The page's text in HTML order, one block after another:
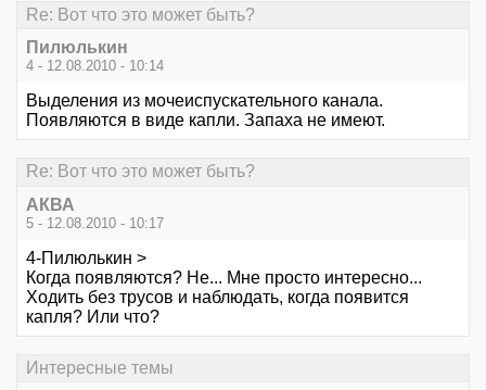
Re: Вот что это может быть?
Пилюлькин
4 - 12.08.2010 - 10:14
Выделения из мочеиспускательного канала.
Появляются в виде капли. Запаха не имеют.
Re: Вот что это может быть?
АКВА
5 - 12.08.2010 - 10:17
4-Пилюлькин >
Когда появляются? Не... Мне просто интересно...
Ходить без трусов и наблюдать, когда появится
капля? Или что?
Интересные темы